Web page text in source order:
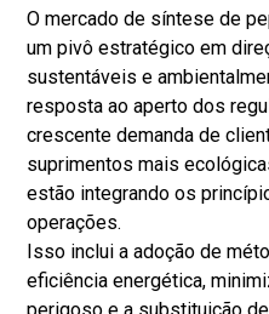
O mercado de síntese de
um pivô estratégico em
sustentáveis ​​e
resposta ao aperto dos
crescente demanda de
suprimentos mais
estão integrando os
operações.
Isso inclui a adoção de
eficiência energética,